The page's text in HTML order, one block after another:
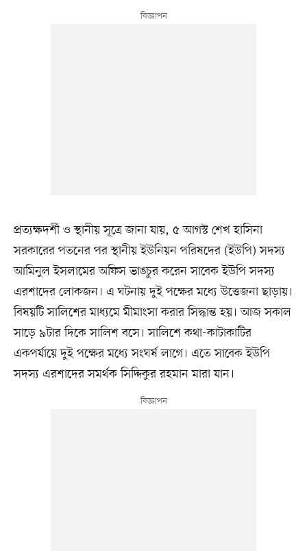
প্রত্যক্ষদর্শী ও স্থানীয় সূত্রে জানা যায়, ৫ আগস্ট শেখ হাসিনা
সরকারের পতনের পর স্থানীয় ইউনিয়ন পরিষদের (ইউপি) সদস্য
আমিনুল ইসলামের অফিস ভাঙচুর করেন সাবেক ইউপি সদস্য
এরশাদের লোকজন। এ ঘটনায় দুই পক্ষের মধ্যে উত্তেজনা ছাড়ায়।
বিষয়টি সালিশের মাধ্যমে মীমাংসা করার সিদ্ধান্ত হয়। আজ সকাল
সাড়ে ৯টার দিকে সালিশ বসে। সালিশে কথা-কাটাকাটির
একপর্যায়ে দুই পক্ষের মধ্যে সংঘর্ষ লাগে। এতে সাবেক ইউপি
সদস্য এরশাদের সমর্থক সিদ্দিকুর রহমান মারা যান।